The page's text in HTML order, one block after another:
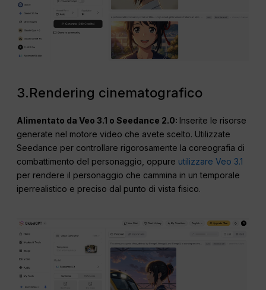
3.Rendering cinematografico
Alimentato da Veo 3.1 o Seedance 2.0: Inserite le risorse
generate nel motore video che avete scelto. Utilizzate
Seedance per controllare rigorosamente la coreografia di
combattimento del personaggio, oppure utilizzare Veo 3.1
per rendere il personaggio che cammina in un temporale
iperrealistico e preciso dal punto di vista fisico.